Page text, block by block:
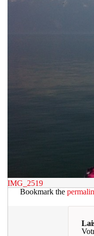
IMG_2519
Bookmark the